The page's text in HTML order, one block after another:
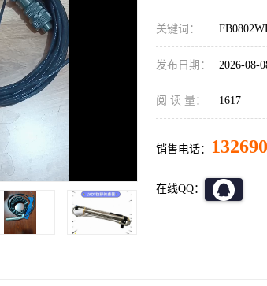
关键词：
发布日期： 2026-08-
阅 读 量： 1617
销售电话：
在线QQ：